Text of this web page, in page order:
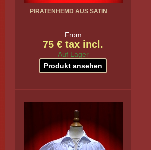
PIRATENHEMD AUS SATIN
From
75 € tax incl.
Auf Lager
Produkt ansehen